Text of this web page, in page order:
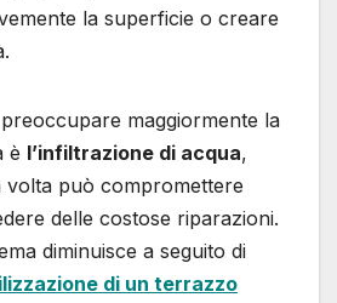
la superficie o creare
maggiormente la
è l’infiltrazione di acqua,
volta può compromettere
delle costose riparazioni.
diminuisce a seguito di
di un terrazzo